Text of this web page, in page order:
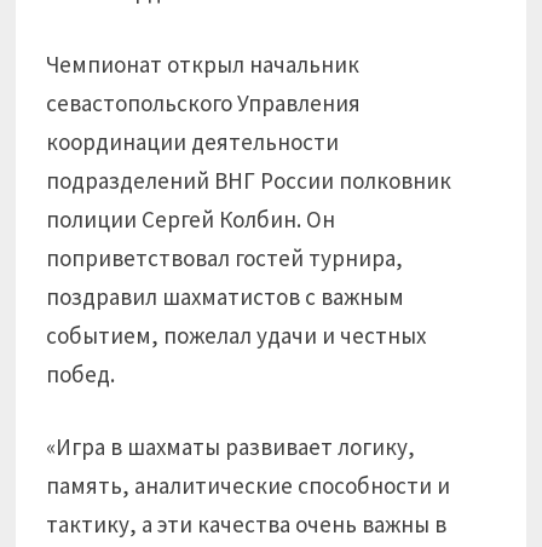
Чемпионат открыл начальник
севастопольского Управления
координации деятельности
подразделений ВНГ России полковник
полиции Сергей Колбин. Он
поприветствовал гостей турнира,
поздравил шахматистов с важным
событием, пожелал удачи и честных
побед.
«Игра в шахматы развивает логику,
память, аналитические способности и
тактику, а эти качества очень важны в